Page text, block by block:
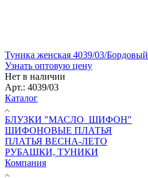
Туника женская 4039/03/Бордовый
Узнать оптовую цену
Нет в наличии
Арт.: 4039/03
Каталог
БЛУЗКИ "МАСЛО_ШИФОН"
ШИФОНОВЫЕ ПЛАТЬЯ
ПЛАТЬЯ ВЕСНА-ЛЕТО
РУБАШКИ, ТУНИКИ
Компания